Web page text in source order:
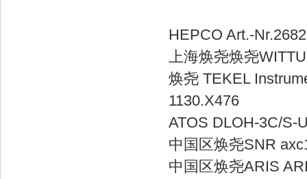
HEPCO Art.-
上海焕尧焕尧
焕尧 TEKEL
ATOS
中国区焕尧
中国区焕尧